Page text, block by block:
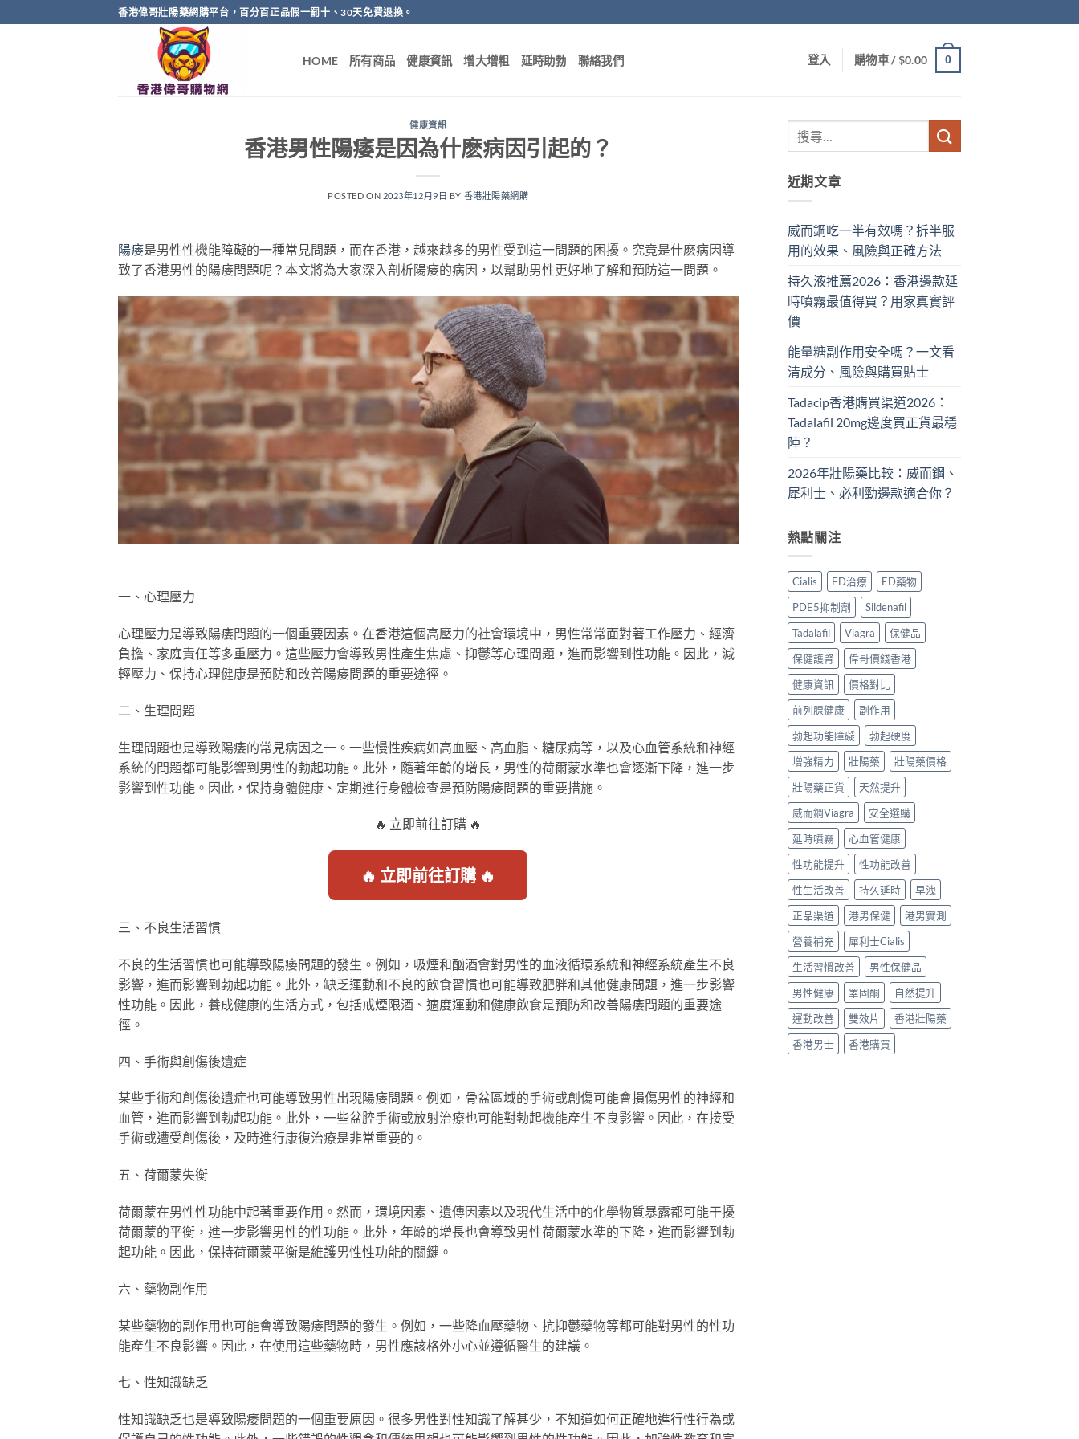
to
香港偉哥壯陽藥網購平台，百分百正品假一罰十、30天免費退換。
HOME 所有商品 健康資訊 增大增粗 延時助勃 聯絡我們 登入 購物車 /$0.00 0
健康資訊
香港男性陽痿是因為什麽病因引起的？
POSTED ON 2023年12月9日 BY 香港壯陽藥網購
陽痿是男性性機能障礙的一種常見問題，而在香港，越來越多的男性受到這一問題的困擾。究竟是什麽病因導
致了香港男性的陽痿問題呢？本文將為大家深入剖析陽痿的病因，以幫助男性更好地了解和預防這一問題。
一、心理壓力
心理壓力是導致陽痿問題的一個重要因素。在香港這個高壓力的社會環境中，男性常常面對著工作壓力、經濟
負擔、家庭責任等多重壓力。這些壓力會導致男性產生焦慮、抑鬱等心理問題，進而影響到性功能。因此，減
輕壓力、保持心理健康是預防和改善陽痿問題的重要途徑。
二、生理問題
生理問題也是導致陽痿的常見病因之一。一些慢性疾病如高血壓、高血脂、糖尿病等，以及心血管系統和神經
系統的問題都可能影響到男性的勃起功能。此外，隨著年齡的增長，男性的荷爾蒙水準也會逐漸下降，進一步
影響到性功能。因此，保持身體健康、定期進行身體檢查是預防陽痿問題的重要措施。
🔥 立即前往訂購 🔥
🔥 立即前往訂購 🔥
三、不良生活習慣
不良的生活習慣也可能導致陽痿問題的發生。例如，吸煙和酗酒會對男性的血液循環系統和神經系統產生不良
影響，進而影響到勃起功能。此外，缺乏運動和不良的飲食習慣也可能導致肥胖和其他健康問題，進一步影響
性功能。因此，養成健康的生活方式，包括戒煙限酒、適度運動和健康飲食是預防和改善陽痿問題的重要途
徑。
四、手術與創傷後遺症
某些手術和創傷後遺症也可能導致男性出現陽痿問題。例如，骨盆區域的手術或創傷可能會損傷男性的神經和
血管，進而影響到勃起功能。此外，一些盆腔手術或放射治療也可能對勃起機能產生不良影響。因此，在接受
手術或遭受創傷後，及時進行康復治療是非常重要的。
五、荷爾蒙失衡
荷爾蒙在男性性功能中起著重要作用。然而，環境因素、遺傳因素以及現代生活中的化學物質暴露都可能干擾
荷爾蒙的平衡，進一步影響男性的性功能。此外，年齡的增長也會導致男性荷爾蒙水準的下降，進而影響到勃
起功能。因此，保持荷爾蒙平衡是維護男性性功能的關鍵。
六、藥物副作用
某些藥物的副作用也可能會導致陽痿問題的發生。例如，一些降血壓藥物、抗抑鬱藥物等都可能對男性的性功
能產生不良影響。因此，在使用這些藥物時，男性應該格外小心並遵循醫生的建議。
七、性知識缺乏
性知識缺乏也是導致陽痿問題的一個重要原因。很多男性對性知識了解甚少，不知道如何正確地進行性行為或
近期文章
威而鋼吃一半有效嗎？拆半服
用的效果、風險與正確方法
持久液推薦2026：香港邊款延
時噴霧最值得買？用家真實評
價
能量糖副作用安全嗎？一文看
清成分、風險與購買貼士
Tadacip香港購買渠道2026：
Tadalafil 20mg邊度買正貨最穩
陣？
2026年壯陽藥比較：威而鋼、
犀利士、必利勁邊款適合你？
熱點關注
Cialis ED治療
ED藥物
PDE5抑制劑
Sildenafil
Tadalafil
Viagra
保健品
保健護腎
偉哥價錢香港
健康資訊
價格對比
前列腺健康
副作用
勃起功能障礙
勃起硬度
增強精力
壯陽藥
壯陽藥價格
壯陽藥正貨
天然提升
威而鋼Viagra
安全選購
延時噴霧
心血管健康
性功能提升
性功能改善
性生活改善
持久延時
早洩
正品渠道
港男保健
港男實測
營養補充
犀利士Cialis
生活習慣改善
男性保健品
男性健康
睪固酮
自然提升
運動改善
雙效片
香港壯陽藥
香港男士
香港購買